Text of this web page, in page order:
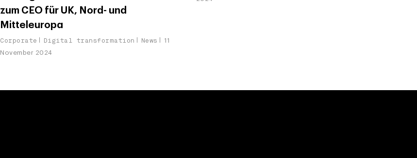
zum CEO für UK, Nord- und
Mitteleuropa
Corporate Digital transformation News
11
November 2024